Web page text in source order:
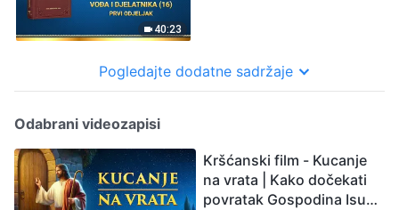
40:23
Pogledajte dodatne sadržaje
Odabrani videozapisi
Kršćanski film - Kucanje
na vrata | Kako dočekati
povratak Gospodina Isusa